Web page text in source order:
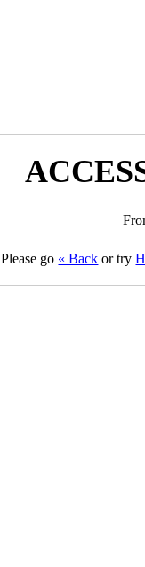
Please go « Back or try